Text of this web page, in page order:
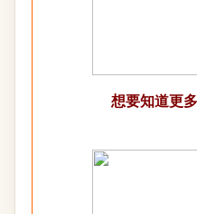
想要知道更